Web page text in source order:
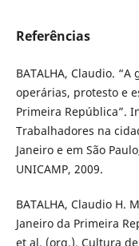
Referências
BATALHA, Claudio.
operárias, protesto e
Primeira República”.
Trabalhadores na
Janeiro e em São
UNICAMP, 2009.
BATALHA, Claudio H.
Janeiro da Primeira
et al. (org.). Cultura